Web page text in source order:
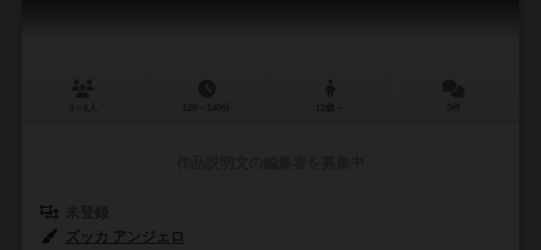
ズッカ アンジェロ